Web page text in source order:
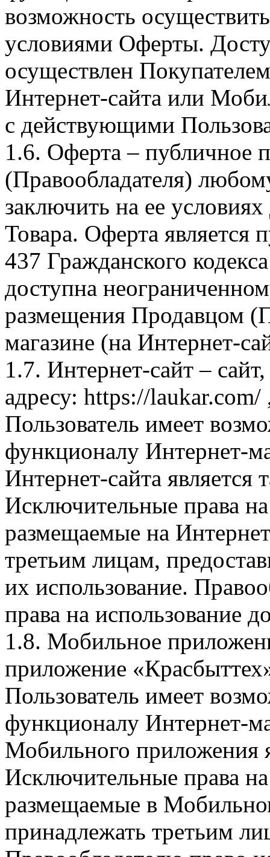
возможность
условиями Оферты.
осуществлен
Интернет-сайта или
с действующими
1.6. Оферта – публичное
(Правообладателя)
заключить на ее
Товара. Оферта является
437 Гражданского
доступна
размещения Продавцом
магазине (на Интернет-
1.7. Интернет-сайт –
адресу: https://laukar.com/
Пользователь имеет
функционалу Интернет-
Интернет-сайта
Исключительные права
размещаемые на
третьим лицам,
их использование.
права на использование
1.8. Мобильное
приложение
Пользователь имеет
функционалу Интернет-
Мобильного приложения
Исключительные права
размещаемые в
принадлежать третьим